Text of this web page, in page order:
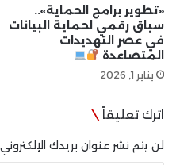
«تطوير برامج الحماية»..
سباق رقمي لحماية البيانات
في عصر التهديدات
المتصاعدة
يناير 1, 2026
اترك تعليقاً
لن يتم نشر عنوان بريدك الإلكتروني.